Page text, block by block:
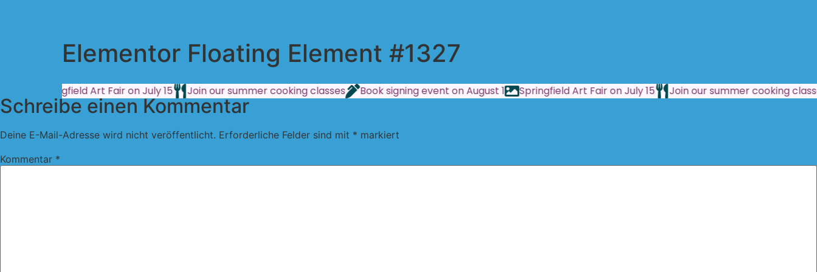
Elementor Floating Element #1327
Springfield Art Fair on July 15 Join our summer cooking classes Book signing event on August 1 Springfield Art Fair on July 15 Join our summer cooking
Schreibe einen Kommentar
Deine E-Mail-Adresse wird nicht veröffentlicht. Erforderliche Felder sind mit * markiert
Kommentar *